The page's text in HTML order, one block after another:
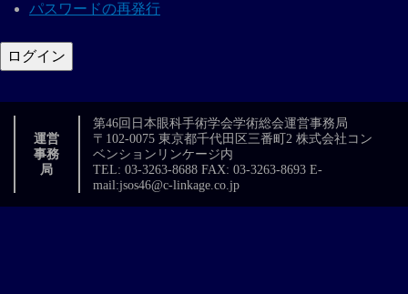
パスワードの再発行
運営
事務
局
第46回日本眼科手術学会学術総会運営事務局
〒102-0075 東京都千代田区三番町2 株式会社コン
ベンションリンケージ内
TEL: 03-3263-8688 FAX: 03-3263-8693 E-
mail:jsos46@c-linkage.co.jp